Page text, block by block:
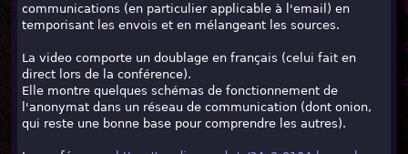
communications (en particulier applicable à l'email) en
temporisant les envois et en mélangeant les sources.
La video comporte un doublage en français (celui fait en
direct lors de la conférence).
Elle montre quelques schémas de fonctionnement de
l'anonymat dans un réseau de communication (dont onion,
qui reste une bonne base pour comprendre les autres).